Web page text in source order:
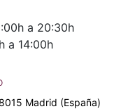
a 20:30h
a 14:00h
Madrid (España)